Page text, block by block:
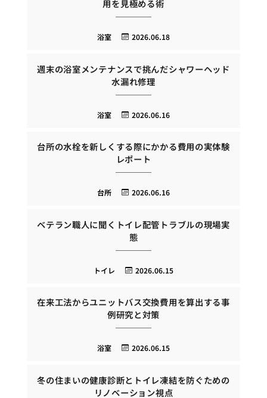
用を見極める術
2026.06.18
浴室
週末の浴室メンテナンスで挑んだシャワーヘッド
水漏れ修理
2026.06.16
浴室
台所の水栓を新しくする際にかかる費用の実体験
レポート
2026.06.16
台所
ベテラン職人に聞くトイレ配管トラブルの現場実
態
2026.06.15
トイレ
在来工法からユニットバス交換費用を算出する事
例研究と対策
2026.06.15
浴室
冬の住まいの健康診断とトイレ凍結を防ぐための
リノベーション視点